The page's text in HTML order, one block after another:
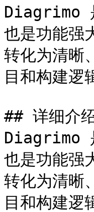
Diagrimo
也是功能强
转化为清晰
目和构建逻
## 详细介
Diagrimo
也是功能强
转化为清晰
目和构建逻